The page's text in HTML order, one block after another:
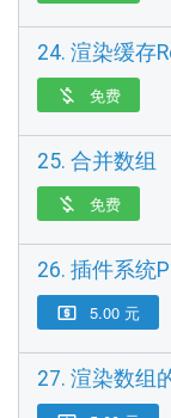
24. 渲染缓存
 免费
25. 合并数组
 免费
26. 插件系统
 5.00 元
27. 渲染数组